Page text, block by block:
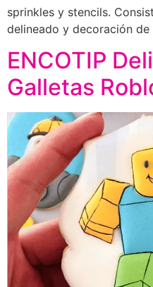
sprinkles y stencils.
delineado y decoración
ENCOTIP
Galletas